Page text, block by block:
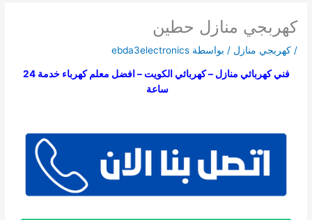
كهربجي منازل حطين
/كهربجي منازل / بواسطة ebda3electronics
فني كهربائي منازل – كهربائي الكويت – افضل معلم كهرباء خدمة 24
ساعة